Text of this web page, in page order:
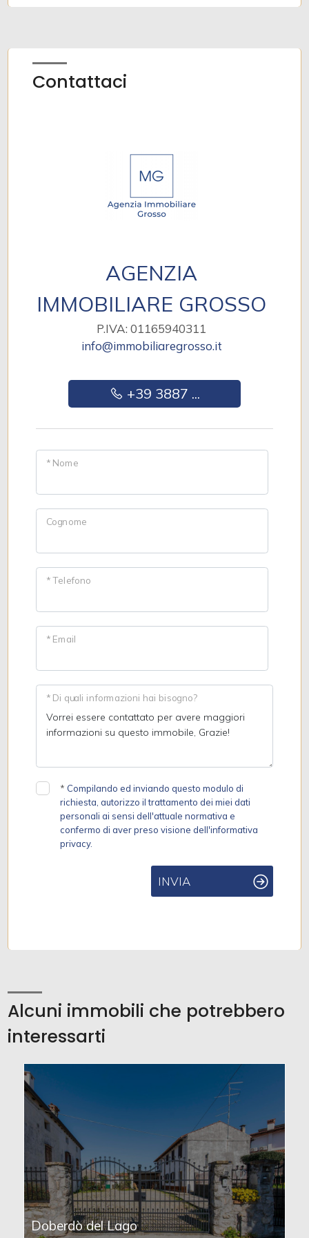
Contattaci
AGENZIA
IMMOBILIARE GROSSO
P.IVA: 01165940311
info@immobiliaregrosso.it
+39 3887 ...
* Nome
Cognome
* Telefono
* Email
* Di quali informazioni hai bisogno?
* Compilando ed inviando questo modulo di
richiesta, autorizzo il trattamento dei miei dati
personali ai sensi dell'attuale normativa e
confermo di aver preso visione dell'informativa
privacy.
INVIA
Alcuni immobili che potrebbero
interessarti
Doberdò del Lago